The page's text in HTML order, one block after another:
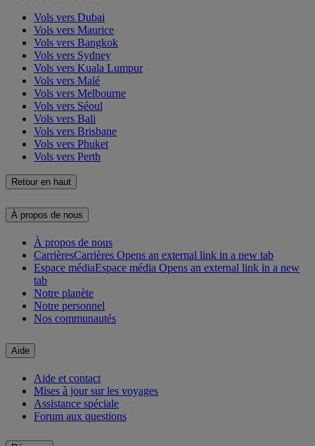
Vols vers Dubai
Vols vers Maurice
Vols vers Bangkok
Vols vers Sydney
Vols vers Kuala Lumpur
Vols vers Malé
Vols vers Melbourne
Vols vers Séoul
Vols vers Bali
Vols vers Brisbane
Vols vers Phuket
Vols vers Perth
Retour en haut
À propos de nous
À propos de nous
CarrièresCarrières Opens an external link in a new tab
Espace médiaEspace média Opens an external link in a new
tab
Notre planète
Notre personnel
Nos communautés
Aide
Aide et contact
Mises à jour sur les voyages
Assistance spéciale
Forum aux questions